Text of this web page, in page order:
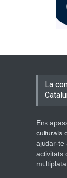
La
Ens
culturals
ajudar-te
activitats